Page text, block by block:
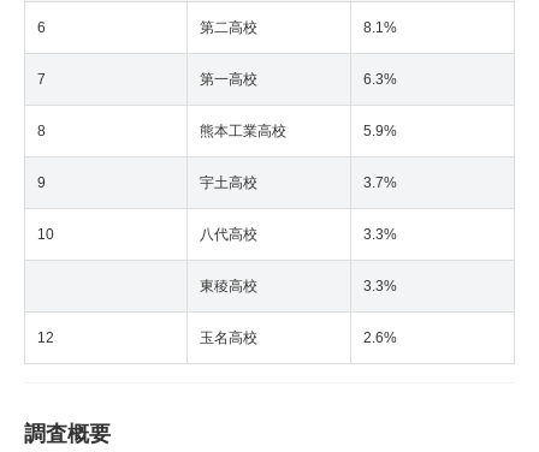
6 第二高校 8.1%
7 第一高校 6.3%
8 熊本工業高校 5.9%
9 宇土高校 3.7%
10 八代高校 3.3%
東稜高校 3.3%
12 玉名高校 2.6%
調査概要